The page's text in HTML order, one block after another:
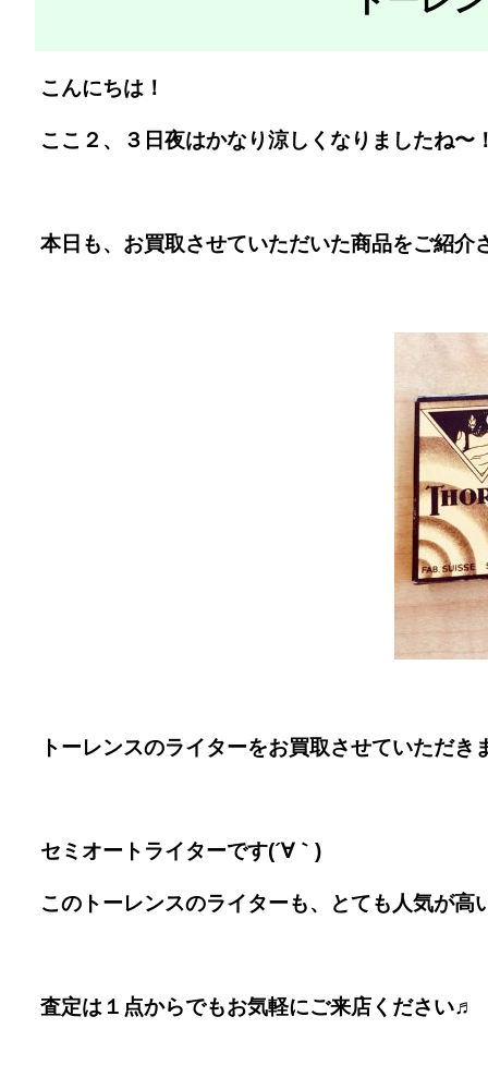
こんにちは！
ここ２、３日夜はかなり涼しくなりましたね〜
本日も、お買取させていただいた商品をご紹介
トーレンスのライターをお買取させていただき
セミオートライターです(´∀｀)
このトーレンスのライターも、 とても人気が高
査定は１点からでもお気軽にご来店ください♬